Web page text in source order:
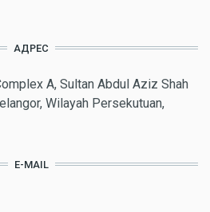
АДРЕС
A, Sultan Abdul Aziz Shah
Wilayah Persekutuan,
E-MAIL